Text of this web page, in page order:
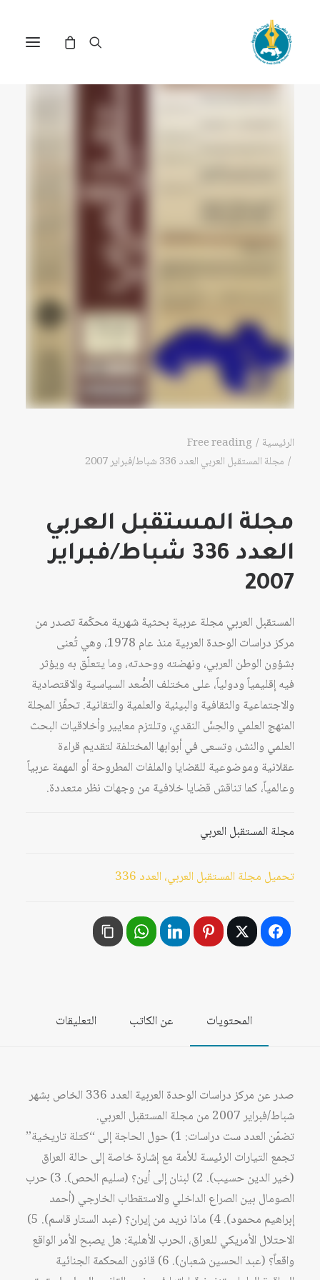
الرئيسية
Free reading
مجلة المستقبل العربي العدد 336 شباط/فبراير 2007
مجلة المستقبل العربي
العدد 336 شباط/فبراير
2007
المستقبل العربي مجلة عربية بحثية شهرية محكّمة تصدر من
مركز دراسات الوحدة العربية منذ عام 1978، وهي تُعنى
بشؤون الوطن العربي، ونهضته ووحدته، وما يتعلّق به ويؤثر
فيه إقليمياً ودولياً، على مختلف الصُّعد السياسية والاقتصادية
والاجتماعية والثقافية والبيئية والعلمية والتقانية. تحفِّز المجلة
المنهج العلمي والحِسَّ النقدي، وتلتزم معايير وأخلاقيات البحث
العلمي والنشر، وتسعى في أبوابها المختلفة لتقديم قراءة
عقلانية وموضوعية للقضايا والملفات المطروحة أو المهمة عربياً
وعالمياً، كما تناقش قضايا خلافية من وجهات نظر متعددة.
مجلة المستقبل العربي
تحميل مجلة المستقبل العربي، العدد 336
المحتويات عن الكاتب التعليقات
صدر عن مركز دراسات الوحدة العربية العدد 336 الخاص بشهر
شباط/فبراير 2007 من مجلة المستقبل العربي.
تضمّن العدد ست دراسات: 1) حول الحاجة إلى “كتلة تاريخية”
تجمع التيارات الرئيسة للأمة مع إشارة خاصة إلى حالة العراق
(خير الدين حسيب). 2) لبنان إلى أين؟ (سليم الحص). 3) حرب
الصومال بين الصراع الداخلي والاستقطاب الخارجي (أحمد
إبراهيم محمود). 4) ماذا نريد من إيران؟ (عبد الستار قاسم). 5)
الاحتلال الأمريكي للعراق، الحرب الأهلية: هل يصبح الأمر الواقع
واقعاً؟ (عبد الحسين شعبان). 6) قانون المحكمة الجنائية